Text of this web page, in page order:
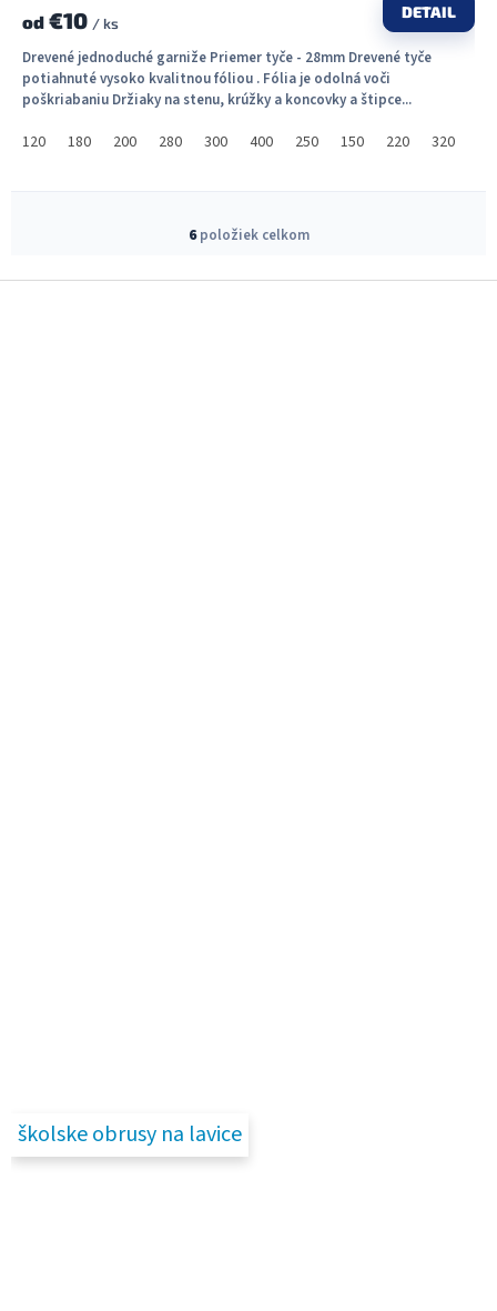
od €10 / ks
DETAIL
Drevené jednoduché garniže Priemer tyče - 28mm Drevené tyče
potiahnuté vysoko kvalitnou fóliou . Fólia je odolná voči
poškriabaniu Držiaky na stenu, krúžky a koncovky a štipce...
120 180 200 280 300 400 250 150 220 320
á
6položiek celkom
školske obrusy na lavice